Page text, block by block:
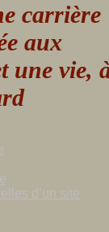
carrière
aux
une vie,
d’un site